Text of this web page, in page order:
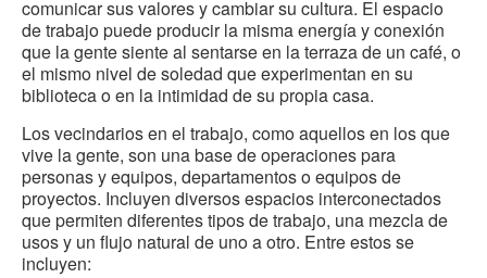
comunicar sus valores y cambiar su cultura. El espacio
de trabajo puede producir la misma energía y conexión
que la gente siente al sentarse en la terraza de un café, o
el mismo nivel de soledad que experimentan en su
biblioteca o en la intimidad de su propia casa.
Los vecindarios en el trabajo, como aquellos en los que
vive la gente, son una base de operaciones para
personas y equipos, departamentos o equipos de
proyectos. Incluyen diversos espacios interconectados
que permiten diferentes tipos de trabajo, una mezcla de
usos y un flujo natural de uno a otro. Entre estos se
incluyen: